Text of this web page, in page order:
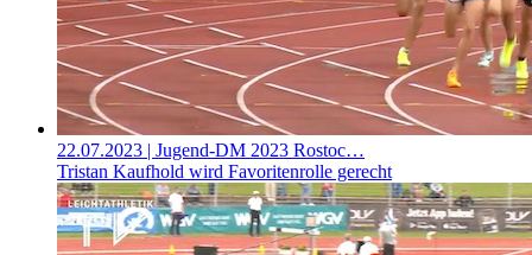
22.07.2023 | Jugend-DM 2023 Rostoc…
Tristan Kaufhold wird Favoritenrolle gerecht